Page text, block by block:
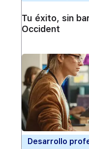
Tu éxito, sin
Occident
Desarrollo